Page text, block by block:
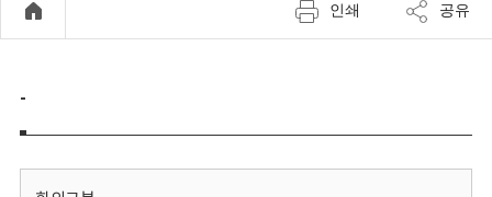
정
보
기
인쇄 공유
-